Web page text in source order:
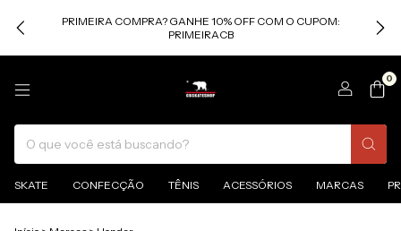
PRIMEIRA COMPRA? GANHE 10% OFF COM O CUPOM:
PRIMEIRACB
0
SKATE CONFECÇÃO TÊNIS ACESSÓRIOS MARCAS